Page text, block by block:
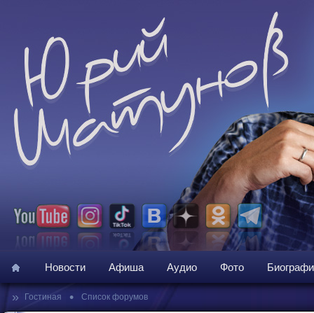
Новости Афиша Аудио Фото
» Гостиная • Список форумов